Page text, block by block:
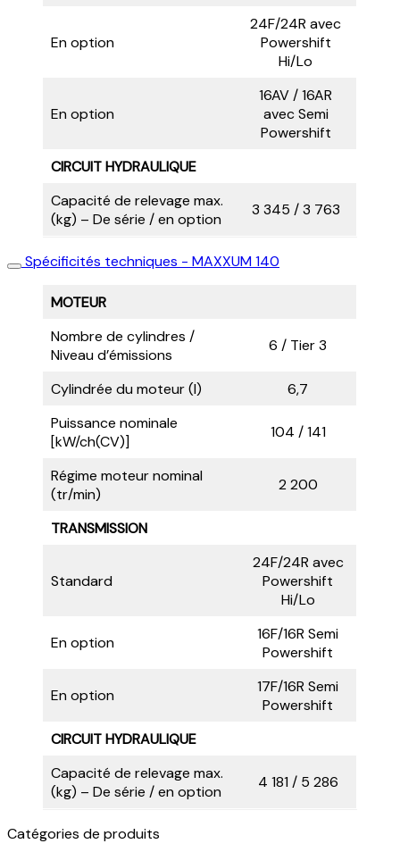
En option
24F/24R avec
Powershift
Hi/Lo
En option
16AV / 16AR
avec Semi
Powershift
CIRCUIT HYDRAULIQUE
Capacité de relevage max.
(kg) – De série / en option
3 345 / 3 763
Spécificités techniques - MAXXUM 140
MOTEUR
Nombre de cylindres /
Niveau d’émissions
6 / Tier 3
Cylindrée du moteur (l)
6,7
Puissance nominale
[kW/ch(CV)]
104 / 141
Régime moteur nominal
(tr/min)
2 200
TRANSMISSION
Standard
24F/24R avec
Powershift
Hi/Lo
En option
16F/16R Semi
Powershift
En option
17F/16R Semi
Powershift
CIRCUIT HYDRAULIQUE
Capacité de relevage max.
(kg) – De série / en option
4 181 / 5 286
Catégories de produits